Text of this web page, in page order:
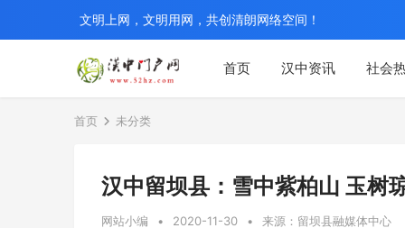
首页 汉中资讯 社会
文明上网，文明用网，共创清朗网络空间！
首页 未分类
汉中留坝县：雪中紫柏山 玉树
网站小编 • 2020-11-30 • 来源：留坝县融媒体中心